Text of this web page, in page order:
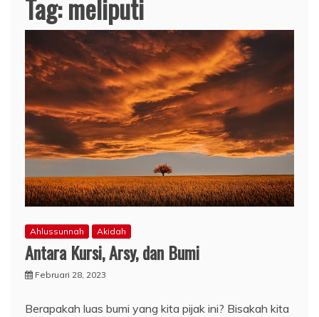
Tag:meliputi
Ahlussunnah Akidah
Antara Kursi, Arsy, dan Bumi
Februari 28, 2023
Berapakah luas bumi yang kita pijak ini? Bisakah kita